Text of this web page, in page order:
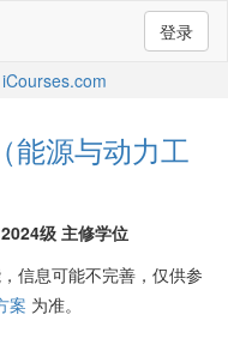
登录
iCourses.com
能源与动力工
级 主修学位
信息可能不完善，仅供参
案 为准。